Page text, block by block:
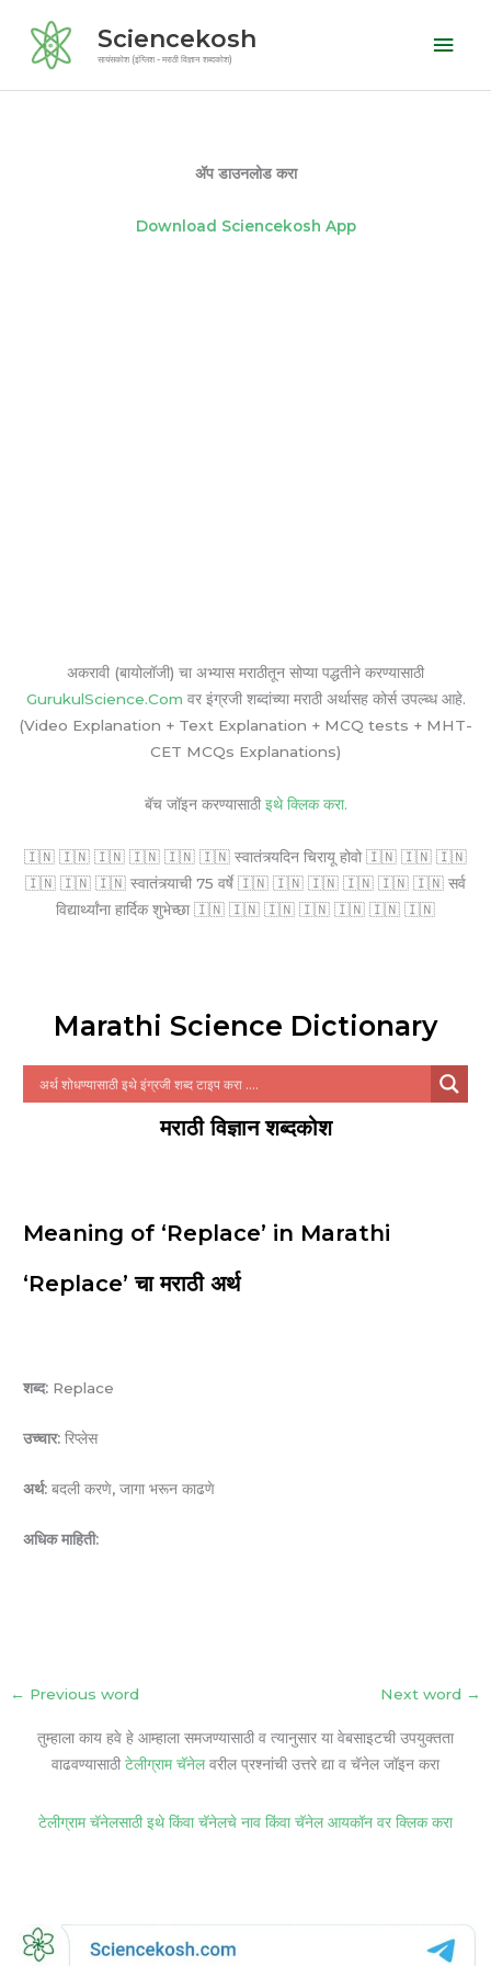
content
Sciencekosh
सायंसकोश (इंग्लिश - मराठी विज्ञान शब्दकोश)
ॲप डाउनलोड करा
Download Sciencekosh App
अकरावी (बायोलॉजी) चा अभ्यास मराठीतून सोप्या पद्धतीने करण्यासाठी
GurukulScience.Com वर इंग्रजी शब्दांच्या मराठी अर्थासह कोर्स उपल्ब्ध आहे.
(Video Explanation + Text Explanation + MCQ tests + MHT-
CET MCQs Explanations)
बॅच जॉइन करण्यासाठी इथे क्लिक करा.
🇮🇳 🇮🇳 🇮🇳 🇮🇳 🇮🇳 🇮🇳 स्वातंत्र्यदिन चिरायू होवो 🇮🇳 🇮🇳 🇮🇳
🇮🇳 🇮🇳 🇮🇳 स्वातंत्र्याची 75 वर्षे 🇮🇳 🇮🇳 🇮🇳 🇮🇳 🇮🇳 🇮🇳 सर्व
विद्यार्थ्यांना हार्दिक शुभेच्छा 🇮🇳 🇮🇳 🇮🇳 🇮🇳 🇮🇳 🇮🇳 🇮🇳
Marathi Science Dictionary
मराठी विज्ञान शब्दकोश
Meaning of ‘Replace’ in Marathi
‘Replace’ चा मराठी अर्थ
शब्द: Replace
उच्चार: रिप्लेस
अर्थ: बदली करणे, जागा भरून काढणे
अधिक माहिती:
← Previous word Next word →
तुम्हाला काय हवे हे आम्हाला समजण्यासाठी व त्यानुसार या वेबसाइटची उपयुक्तता
वाढवण्यासाठी टेलीग्राम चॅनेलवरील प्रश्नांची उत्तरे द्या व चॅनेल जॉइन करा
टेलीग्राम चॅनेलसाठी इथे किंवा चॅनेलचे नाव किंवा चॅनेल आयकॉन वर क्लिक करा